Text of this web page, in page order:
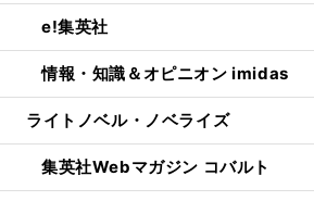
e!集英社
情報・知識＆オピニオン imidas
ライトノベル・ノベライズ
集英社Webマガジン コバルト